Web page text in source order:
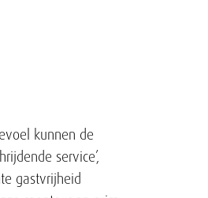
kunnen de
service’,
gastvrijheid